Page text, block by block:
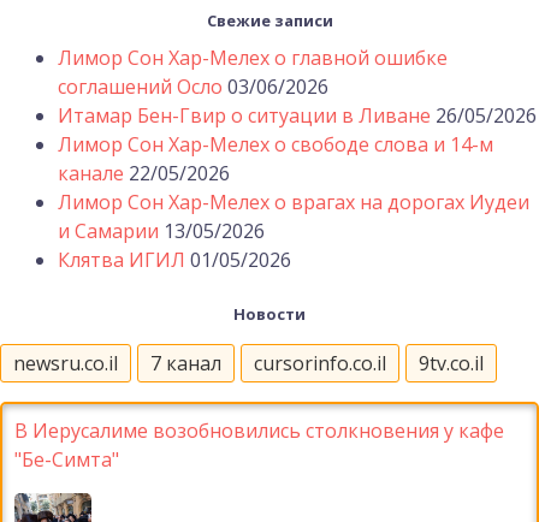
Свежие записи
Лимор Сон Хар-Мелех о главной ошибке
соглашений Осло 03/06/2026
Итамар Бен-Гвир о ситуации в Ливане 26/05/2026
Лимор Сон Хар-Мелех о свободе слова и 14-м
канале 22/05/2026
Лимор Сон Хар-Мелех о врагах на дорогах Иудеи
и Самарии 13/05/2026
Клятва ИГИЛ 01/05/2026
Новости
newsru.co.il 7 канал cursorinfo.co.il 9tv.co.il
В Иерусалиме возобновились столкновения у кафе
"Бе-Симта"